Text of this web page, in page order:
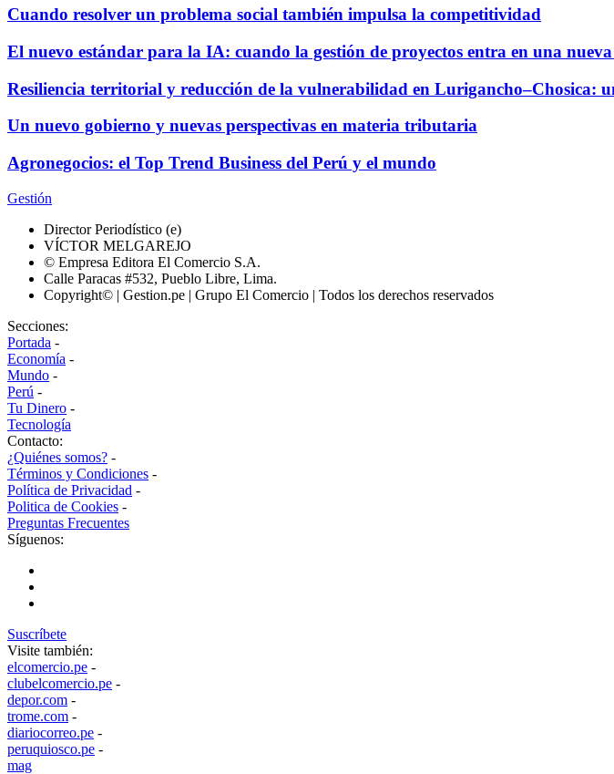
Cuando resolver un problema social también impulsa la competitividad
El nuevo estándar para la IA: cuando la gestión de proyectos entra en una
Resiliencia territorial y reducción de la vulnerabilidad en Lurigancho–Chosica:
Un nuevo gobierno y nuevas perspectivas en materia tributaria
Agronegocios: el Top Trend Business del Perú y el mundo
Gestión
Director Periodístico (e)
VÍCTOR MELGAREJO
© Empresa Editora El Comercio S.A.
Calle Paracas #532, Pueblo Libre, Lima.
Copyright© | Gestion.pe | Grupo El Comercio | Todos los derechos reservados
Secciones:
Portada -
Economía -
Mundo -
Perú -
Tu Dinero -
Tecnología
Contacto:
¿Quiénes somos? -
Términos y Condiciones -
Política de Privacidad -
Politica de Cookies -
Preguntas Frecuentes
Síguenos:
Suscríbete
Visite también:
elcomercio.pe -
clubelcomercio.pe -
depor.com -
trome.com -
diariocorreo.pe -
peruquiosco.pe -
mag